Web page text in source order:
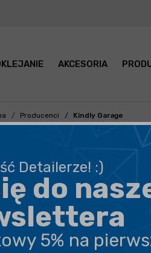
AKCESORIA
Producenci Kindly Garage
CENA
RODZAJ
ZASTOSOWANIE
Detailerze! :)
do
5% na